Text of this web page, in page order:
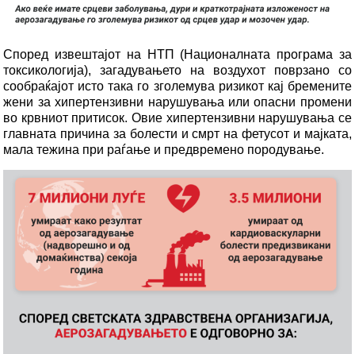
Според извештајот на НТП (Националната програма за
токсикологија), загадувањето на воздухот поврзано со
сообраќајот исто така го зголемува ризикот кај бремените
жени за хипертензивни нарушувања или опасни промени
во крвниот притисок. Овие хипертензивни нарушувања се
главната причина за болести и смрт на фетусот и мајката,
мала тежина при раѓање и предвремено породување.